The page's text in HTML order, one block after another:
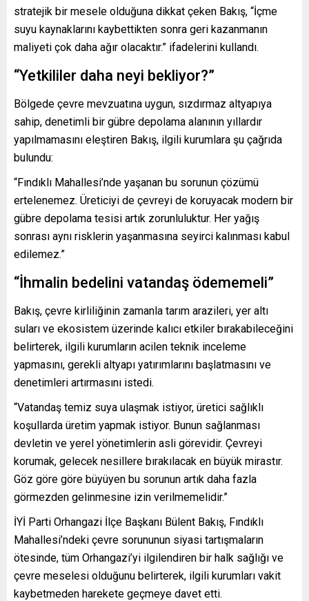
stratejik bir mesele olduğuna dikkat çeken Bakış, “İçme
suyu kaynaklarını kaybettikten sonra geri kazanmanın
maliyeti çok daha ağır olacaktır.” ifadelerini kullandı.
“Yetkililer daha neyi bekliyor?”
Bölgede çevre mevzuatına uygun, sızdırmaz altyapıya
sahip, denetimli bir gübre depolama alanının yıllardır
yapılmamasını eleştiren Bakış, ilgili kurumlara şu çağrıda
bulundu:
“Fındıklı Mahallesi’nde yaşanan bu sorunun çözümü
ertelenemez. Üreticiyi de çevreyi de koruyacak modern bir
gübre depolama tesisi artık zorunluluktur. Her yağış
sonrası aynı risklerin yaşanmasına seyirci kalınması kabul
edilemez.”
“İhmalin bedelini vatandaş ödememeli”
Bakış, çevre kirliliğinin zamanla tarım arazileri, yer altı
suları ve ekosistem üzerinde kalıcı etkiler bırakabileceğini
belirterek, ilgili kurumların acilen teknik inceleme
yapmasını, gerekli altyapı yatırımlarını başlatmasını ve
denetimleri artırmasını istedi.
“Vatandaş temiz suya ulaşmak istiyor, üretici sağlıklı
koşullarda üretim yapmak istiyor. Bunun sağlanması
devletin ve yerel yönetimlerin asli görevidir. Çevreyi
korumak, gelecek nesillere bırakılacak en büyük mirastır.
Göz göre göre büyüyen bu sorunun artık daha fazla
görmezden gelinmesine izin verilmemelidir.”
İYİ Parti Orhangazi İlçe Başkanı Bülent Bakış, Fındıklı
Mahallesi’ndeki çevre sorununun siyasi tartışmaların
ötesinde, tüm Orhangazi’yi ilgilendiren bir halk sağlığı ve
çevre meselesi olduğunu belirterek, ilgili kurumları vakit
kaybetmeden harekete geçmeye davet etti.